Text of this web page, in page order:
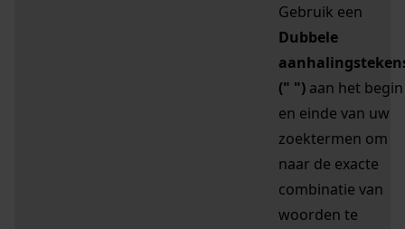
Gebruik een
Dubbele
(" ") aan het begin
en einde van uw
zoektermen om
naar de exacte
combinatie van
woorden te